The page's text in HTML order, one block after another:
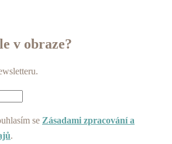
v obraze?
se Zásadami zpracování a
.